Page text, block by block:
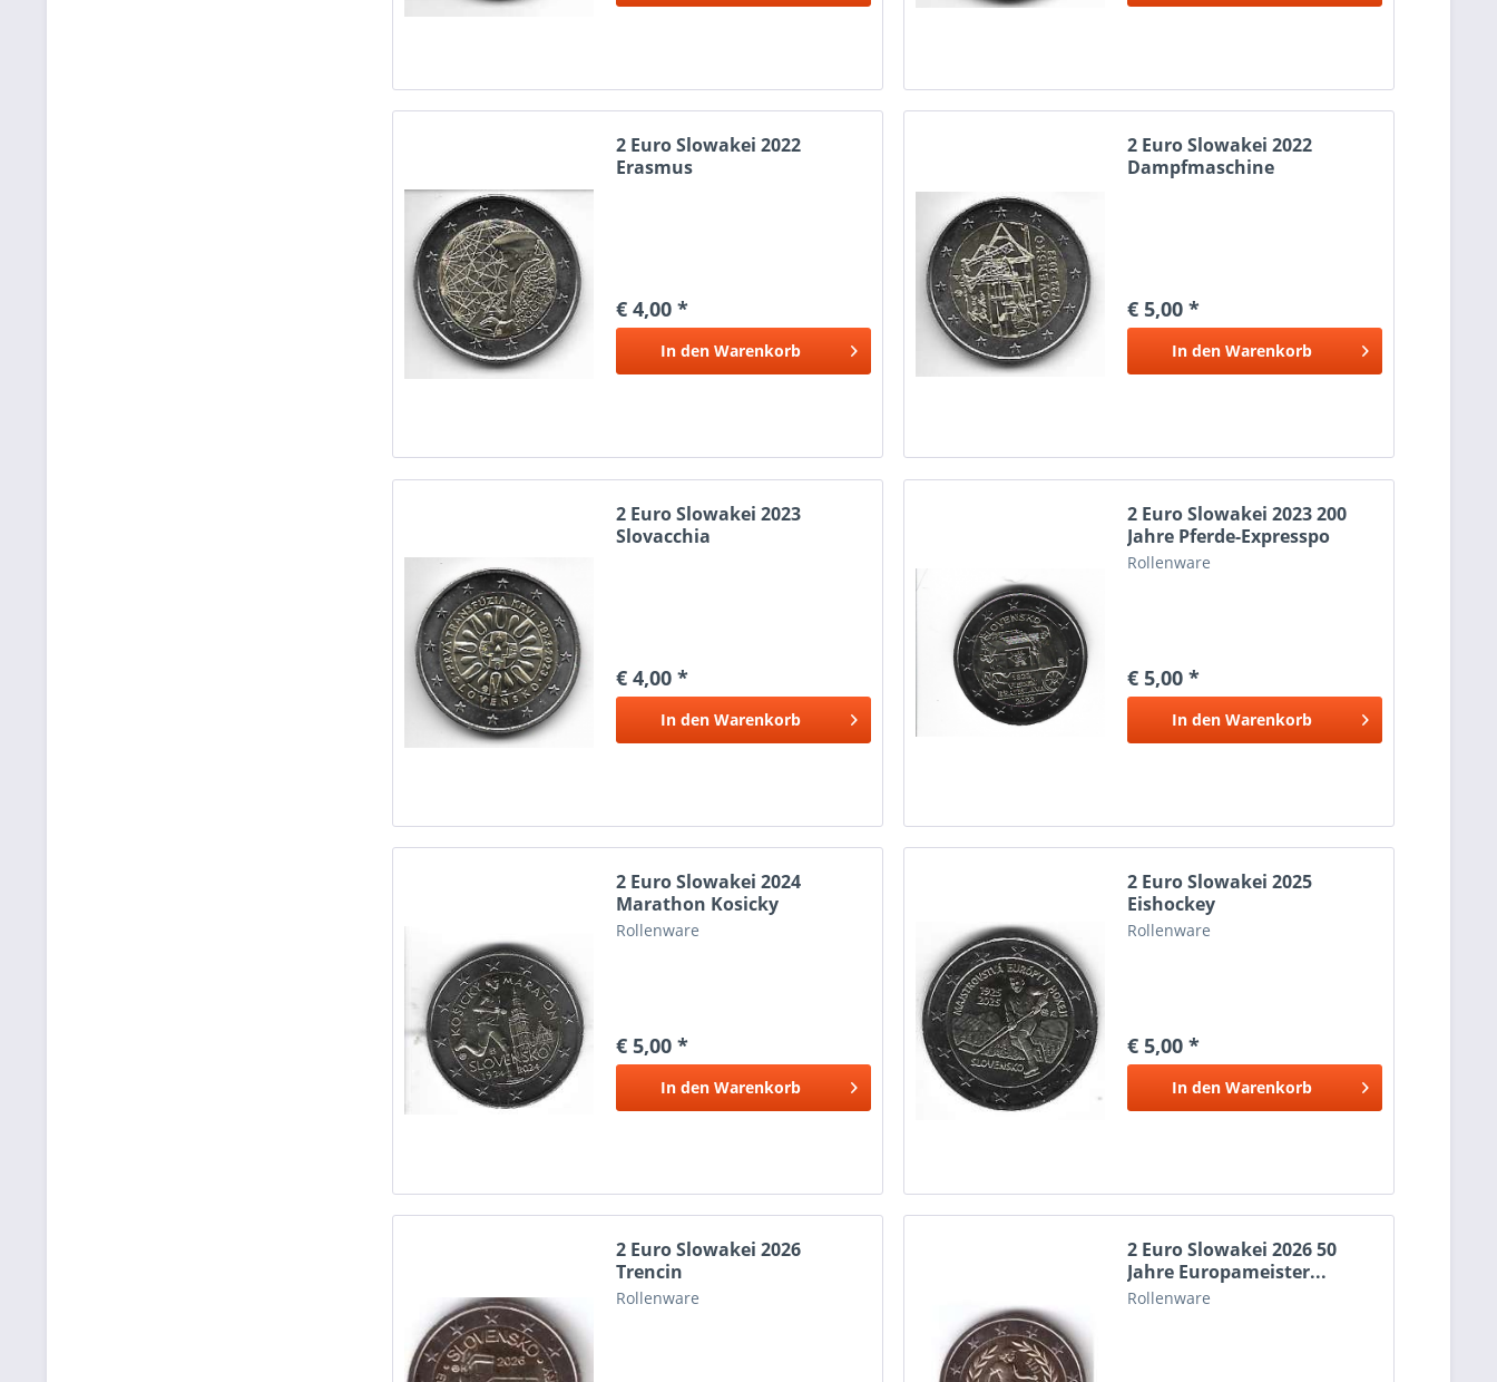
2 Euro Slowakei 2022
Erasmus
€ 4,00 *
In den Warenkorb
2 Euro Slowakei 2022
Dampfmaschine
€ 5,00 *
In den Warenkorb
2 Euro Slowakei 2023
Slovacchia
€ 4,00 *
In den Warenkorb
2 Euro Slowakei 2023 200
Jahre Pferde-Expresspo
Rollenware
€ 5,00 *
In den Warenkorb
2 Euro Slowakei 2024
Marathon Kosicky
Rollenware
€ 5,00 *
In den Warenkorb
2 Euro Slowakei 2025
Eishockey
Rollenware
€ 5,00 *
In den Warenkorb
2 Euro Slowakei 2026
Trencin
Rollenware
2 Euro Slowakei 2026 50
Jahre Europameister...
Rollenware